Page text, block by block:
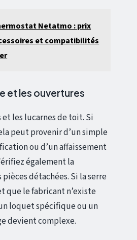
Netatmo : prix
et compatibilités
et les ouvertures
les lucarnes de toit. Si
peut provenir d’un simple
ou d’un affaissement
également la
détachées. Si la serre
que le fabricant n’existe
loquet spécifique ou un
devient complexe.